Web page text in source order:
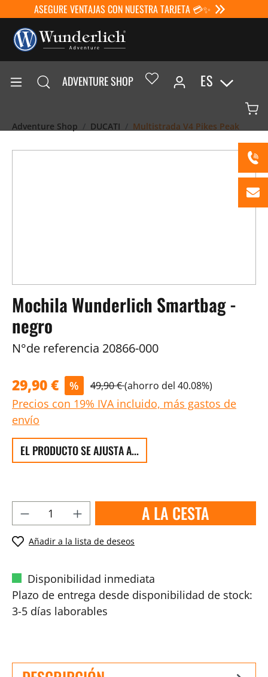
ASEGURE VENTAJAS CON NUESTRA TARJETA 💳✨
ADVENTURE SHOP ES
Adventure Shop DUCATI Multistrada V4 Pikes Peak
Mochila Wunderlich Smartbag -
negro
N°de referencia 20866-000
29,90 € % 49,90 €(ahorro del 40.08%)
Precios con 19% IVA incluido, más gastos de
envío
EL PRODUCTO SE AJUSTA A...
A LA CESTA
Añadir a la lista de deseos
Disponibilidad inmediata
Plazo de entrega desde disponibilidad de stock:
3-5 días laborables